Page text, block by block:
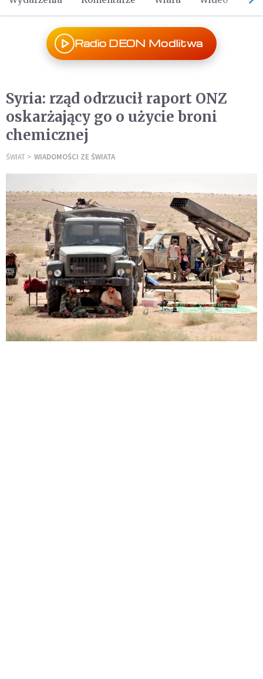
Radio DEON Modlitwa
Syria: rząd odrzucił raport ONZ
oskarżający go o użycie broni
chemicznej
ŚWIAT WIADOMOŚCI ZE ŚWIATA